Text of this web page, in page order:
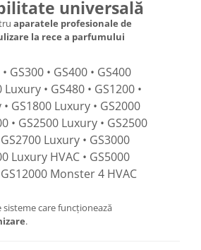
universală
aparatele profesionale de
la rece a parfumului
GS300 • GS400 • GS400
• GS480 • GS1200 •
GS1800 Luxury • GS2000
• GS2500 Luxury • GS2500
Luxury • GS3000
Luxury HVAC • GS5000
Monster 4 HVAC
sisteme care funcționează
.